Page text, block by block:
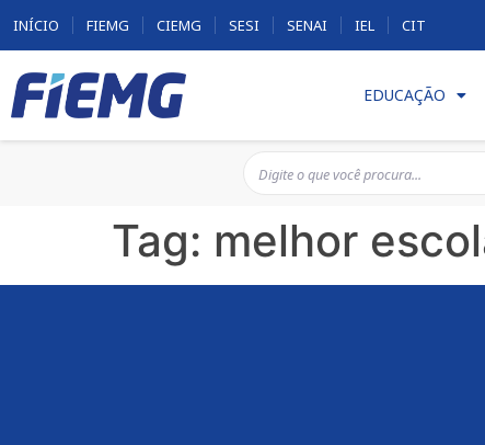
INÍCIO FIEMG CIEMG SESI SENAI IEL CIT
EDUCAÇÃO
Tag: melhor